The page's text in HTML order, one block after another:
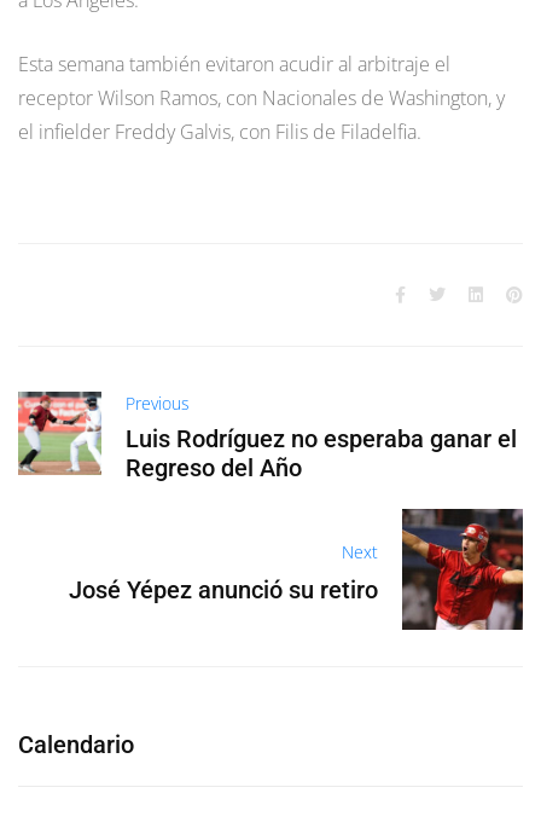
Esta semana también evitaron acudir al arbitraje el
receptor Wilson Ramos, con Nacionales de Washington, y
el infielder Freddy Galvis, con Filis de Filadelfia.
Previous
Luis Rodríguez no esperaba ganar el
Regreso del Año
Next
José Yépez anunció su retiro
Calendario